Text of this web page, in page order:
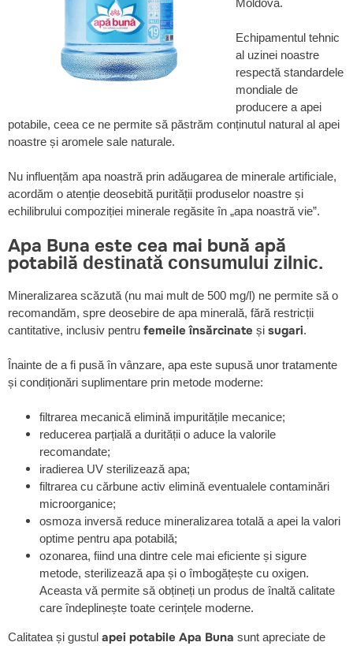
Moldova.
Echipamentul tehnic
al uzinei noastre
respectă standardele
mondiale de
producere a apei
potabile, ceea ce ne permite să păstrăm conținutul natural al apei
noastre și aromele sale naturale.
Nu influențăm apa noastră prin adăugarea de minerale artificiale,
acordăm o atenție deosebită purității produselor noastre și
echilibrului compoziției minerale regăsite în „apa noastră vie”.
Apa Buna este cea mai bună apă
potabilă destinată consumului zilnic.
Mineralizarea scăzută (nu mai mult de 500 mg/l) ne permite să o
recomandăm, spre deosebire de apa minerală, fără restricții
cantitative, inclusiv pentru femeile însărcinate și sugari.
Înainte de a fi pusă în vânzare, apa este supusă unor tratamente
și condiționări suplimentare prin metode moderne:
filtrarea mecanică elimină impuritățile mecanice;
reducerea parțială a durității o aduce la valorile
recomandate;
iradierea UV sterilizează apa;
filtrarea cu cărbune activ elimină eventualele contaminări
microorganice;
osmoza inversă reduce mineralizarea totală a apei la valori
optime pentru apa potabilă;
ozonarea, fiind una dintre cele mai eficiente și sigure
metode, sterilizează apa și o îmbogățește cu oxigen.
Aceasta vă permite să obțineți un produs de înaltă calitate
care îndeplinește toate cerințele moderne.
Calitatea și gustul apei potabile Apa Buna sunt apreciate de